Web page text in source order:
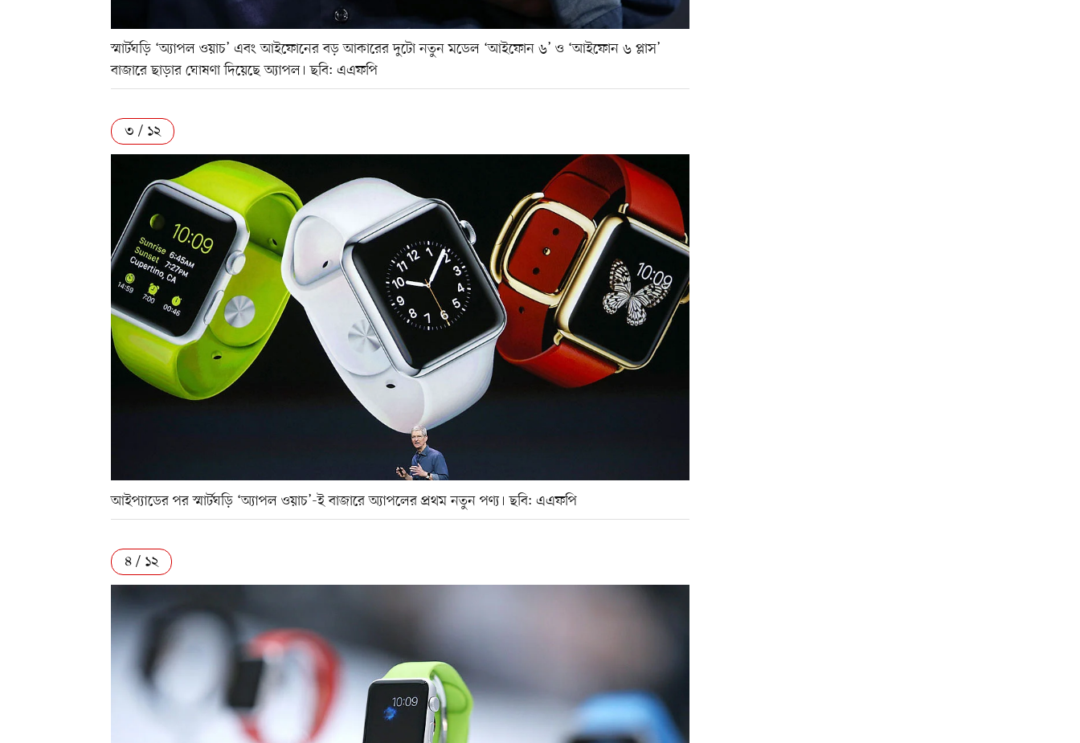
স্মার্টঘড়ি ‘অ্যাপল ওয়াচ’ এবং আইফোনের বড় আকারের দুটো নতুন মডেল ‘আইফোন ৬’ ও ‘আইফোন ৬ প্লাস’
বাজারে ছাড়ার ঘোষণা দিয়েছে অ্যাপল। ছবি: এএফপি
৩ / ১২
আইপ্যাডের পর স্মার্টঘড়ি ‘অ্যাপল ওয়াচ’-ই বাজারে অ্যাপলের প্রথম নতুন পণ্য। ছবি: এএফপি
৪ / ১২